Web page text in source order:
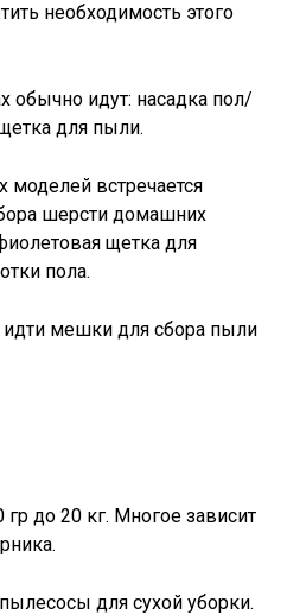
необходимость этого
обычно идут: насадка пол/
для пыли.
моделей встречается
шерсти домашних
щетка для
пола.
идти мешки для сбора пыли
до 20 кг. Многое зависит
для сухой уборки.